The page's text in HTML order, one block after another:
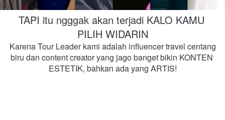
TAPI itu ngggak akan terjadi KALO KAMU
PILIH WIDARIN
Karena Tour Leader kami adalah influencer travel centang
biru dan content creator yang jago banget bikin KONTEN
ESTETIK, bahkan ada yang ARTIS!